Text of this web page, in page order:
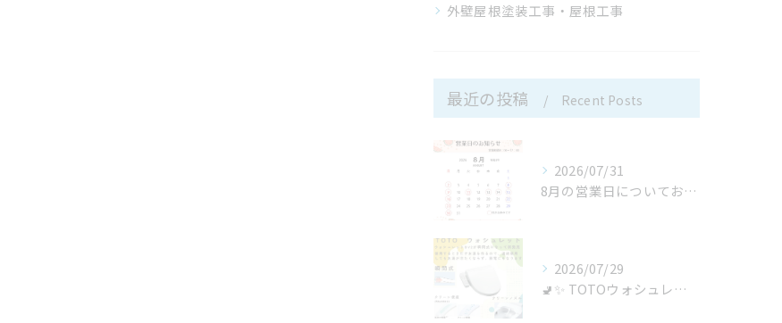
外壁屋根塗装工事・屋根工事
最近の投稿 Recent Posts
2026/07/31
8月の営業日についてお知らせ
2026/07/29
🚽✨ TOTOウォシュレットBV「TCF2224E」が新発売...